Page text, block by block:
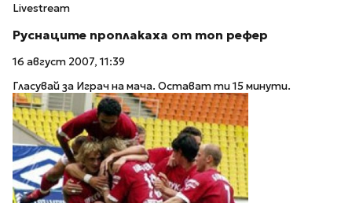
Livestream
Руснаците проплакаха от топ рефер
16 август 2007, 11:39
Гласувай за Играч на мача. Остават ти 15 минути.